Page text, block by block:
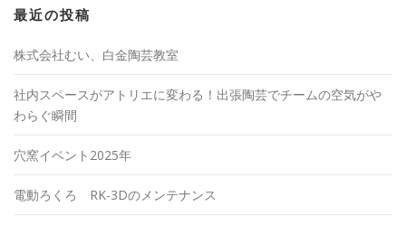
最近の投稿
株式会社むい、白金陶芸教室
社内スペースがアトリエに変わる！出張陶芸でチームの空気がや
わらぐ瞬間
穴窯イベント2025年
電動ろくろ RK-3Dのメンテナンス